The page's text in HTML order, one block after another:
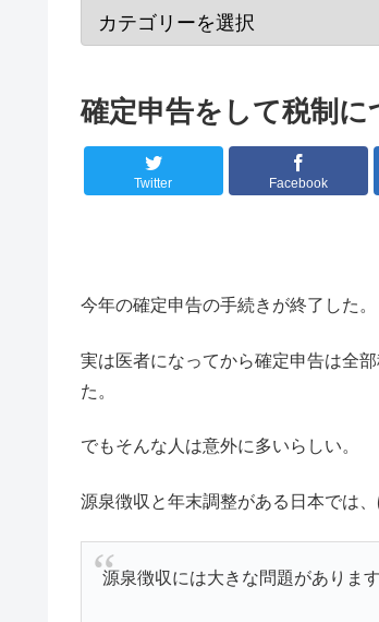
確定申告をして税制に
Twitter Facebook
今年の確定申告の手続きが終了した。
実は医者になってから確定申告は全
た。
でもそんな人は意外に多いらしい。
源泉徴収と年末調整がある日本では
源泉徴収には大きな問題がありま